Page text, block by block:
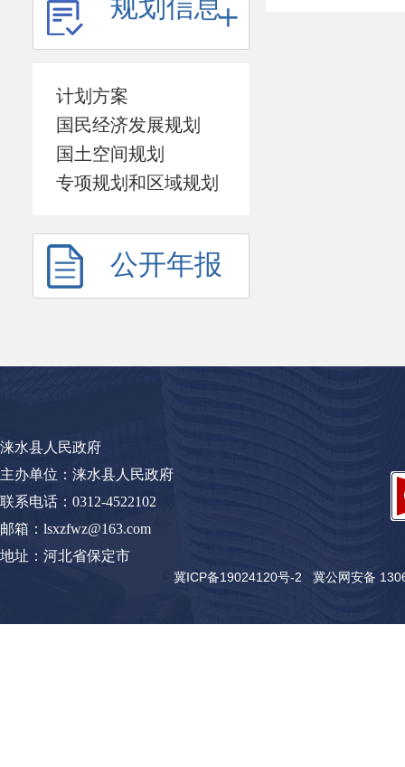
规划信息
计划方案
国民经济发展规划
国土空间规划
专项规划和区域规划
公开年报
涞水县人民政府
主办单位：涞水县人民政府
联系电话：0312-4522102
邮箱：lsxzfwz@163.com
地址：河北省保定市
冀ICP备19024120号-2 冀公网安备